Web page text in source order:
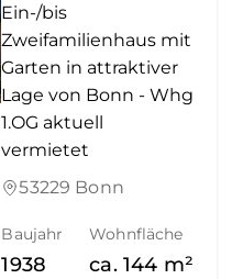
Ein-/bis
Zweifamilienhaus mit
Garten in attraktiver
Lage von Bonn - Whg
1.OG aktuell
vermietet
53229 Bonn
Baujahr
1938
Wohnfläche
ca. 144 m²